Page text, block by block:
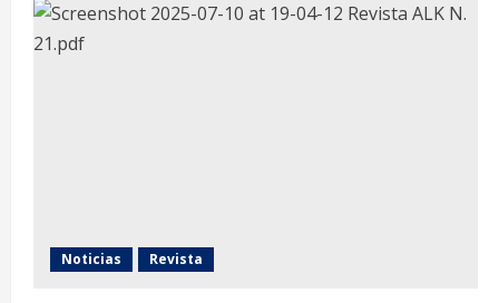
Noticias Revista